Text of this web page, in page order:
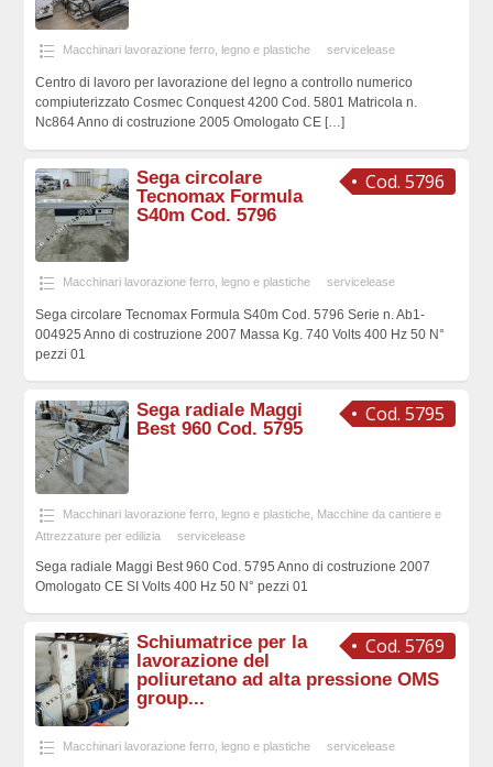
Macchinari lavorazione ferro, legno e plastiche servicelease
Centro di lavoro per lavorazione del legno a controllo numerico
compiuterizzato Cosmec Conquest 4200 Cod. 5801 Matricola n.
Nc864 Anno di costruzione 2005 Omologato CE […]
Cod. 5796
Sega circolare
Tecnomax Formula
S40m Cod. 5796
Macchinari lavorazione ferro, legno e plastiche servicelease
Sega circolare Tecnomax Formula S40m Cod. 5796 Serie n. Ab1-
004925 Anno di costruzione 2007 Massa Kg. 740 Volts 400 Hz 50 N°
pezzi 01
Cod. 5795
Sega radiale Maggi
Best 960 Cod. 5795
Macchinari lavorazione ferro, legno e plastiche, Macchine da cantiere e
Attrezzature per edilizia
servicelease
Sega radiale Maggi Best 960 Cod. 5795 Anno di costruzione 2007
Omologato CE SI Volts 400 Hz 50 N° pezzi 01
Cod. 5769
Schiumatrice per la
lavorazione del
poliuretano ad alta pressione OMS
group...
Macchinari lavorazione ferro, legno e plastiche servicelease